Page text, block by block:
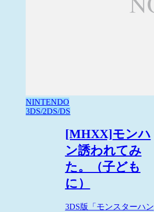
NINTENDO
3DS/2DS/DS
[MHXX]モンハ
ン誘われてみ
た。（子ども
に）
3DS版「モンスターハン